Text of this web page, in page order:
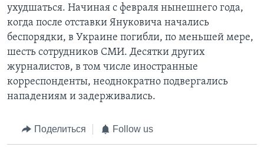
ухудшаться. Начиная с февраля нынешнего года,
когда после отставки Януковича начались
беспорядки, в Украине погибли, по меньшей мере,
шесть сотрудников СМИ. Десятки других
журналистов, в том числе иностранные
корреспонденты, неоднократно подвергались
нападениям и задерживались.
Поделиться Follow us